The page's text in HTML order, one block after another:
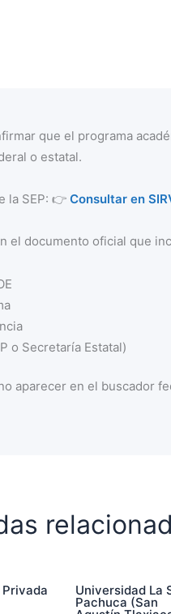
que el programa
o estatal.
la SEP: 👉 Consultar en
el documento oficial que
o Secretaría Estatal)
aparecer en el buscador
Universidad La
Pachuca (San